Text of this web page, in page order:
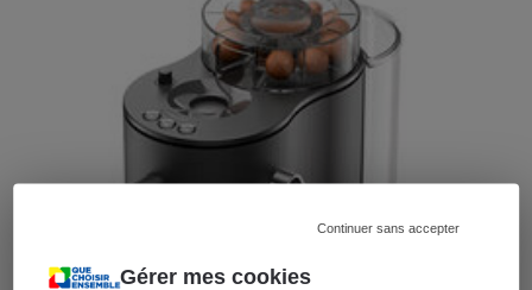
Gérer mes cookies
Continuer sans accepter